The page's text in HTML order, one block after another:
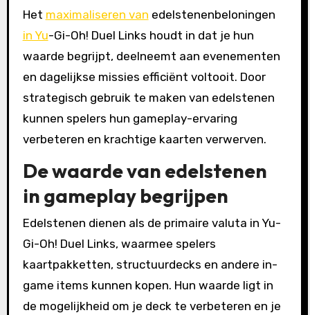
Het maximaliseren van edelstenenbeloningen
in Yu-Gi-Oh! Duel Links houdt in dat je hun
waarde begrijpt, deelneemt aan evenementen
en dagelijkse missies efficiënt voltooit. Door
strategisch gebruik te maken van edelstenen
kunnen spelers hun gameplay-ervaring
verbeteren en krachtige kaarten verwerven.
De waarde van edelstenen
in gameplay begrijpen
Edelstenen dienen als de primaire valuta in Yu-
Gi-Oh! Duel Links, waarmee spelers
kaartpakketten, structuurdecks en andere in-
game items kunnen kopen. Hun waarde ligt in
de mogelijkheid om je deck te verbeteren en je